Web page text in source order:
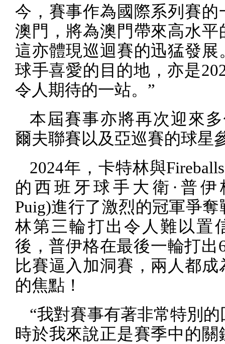
今，賽事作為國際系列賽的
澳門，將為澳門帶來高水平
這亦體現巡迴賽的迅猛發展
球手喜愛的目的地，亦是
令人期待的一站。”
本屆賽事亦將再次迎來
爾夫聯賽以及亞巡賽的球星
2024年，卡特林與
的西班牙球手大衛·普伊
Puig)進行了激烈的冠軍爭奪
林第三輪打出令人難以置
後，普伊格在最後一輪打出
比賽逼入加洞賽，兩人都成
的焦點！
“我對賽事有著非常特別
時於我來說正是賽季中的關